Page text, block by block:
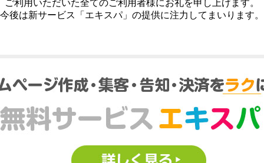
ご利用いただいた全てのご利用者様にお礼を申し上げます。
今後は新サービス「エキスパ」の提供に注力してまいります。